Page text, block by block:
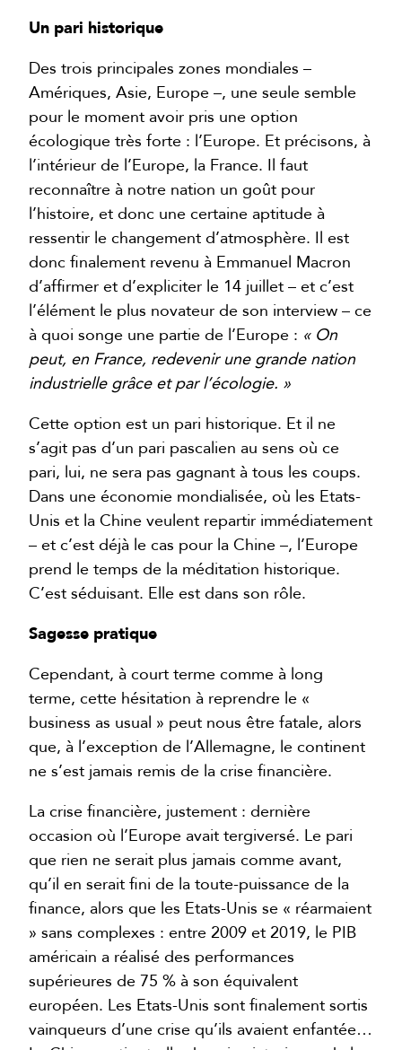
Un pari historique
Des trois principales zones mondiales –
Amériques, Asie, Europe –, une seule semble
pour le moment avoir pris une option
écologique très forte : l’Europe. Et précisons, à
l’intérieur de l’Europe, la France. Il faut
reconnaître à notre nation un goût pour
l’histoire, et donc une certaine aptitude à
ressentir le changement d’atmosphère. Il est
donc finalement revenu à Emmanuel Macron
d’affirmer et d’expliciter le 14 juillet – et c’est
l’élément le plus novateur de son interview – ce
à quoi songe une partie de l’Europe : « On
peut, en France, redevenir une grande nation
industrielle grâce et par l’écologie. »
Cette option est un pari historique. Et il ne
s’agit pas d’un pari pascalien au sens où ce
pari, lui, ne sera pas gagnant à tous les coups.
Dans une économie mondialisée, où les Etats-
Unis et la Chine veulent repartir immédiatement
– et c’est déjà le cas pour la Chine –, l’Europe
prend le temps de la méditation historique.
C’est séduisant. Elle est dans son rôle.
Sagesse pratique
Cependant, à court terme comme à long
terme, cette hésitation à reprendre le «
business as usual » peut nous être fatale, alors
que, à l’exception de l’Allemagne, le continent
ne s’est jamais remis de la crise financière.
La crise financière, justement : dernière
occasion où l’Europe avait tergiversé. Le pari
que rien ne serait plus jamais comme avant,
qu’il en serait fini de la toute-puissance de la
finance, alors que les Etats-Unis se « réarmaient
» sans complexes : entre 2009 et 2019, le PIB
américain a réalisé des performances
supérieures de 75 % à son équivalent
européen. Les Etats-Unis sont finalement sortis
vainqueurs d’une crise qu’ils avaient enfantée…